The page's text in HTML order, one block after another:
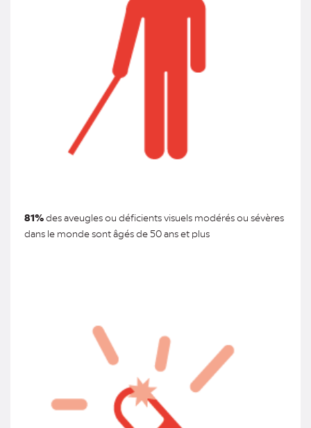
81%des aveugles ou déficients visuels modérés ou sévères
dans le monde sont âgés de 50 ans et plus